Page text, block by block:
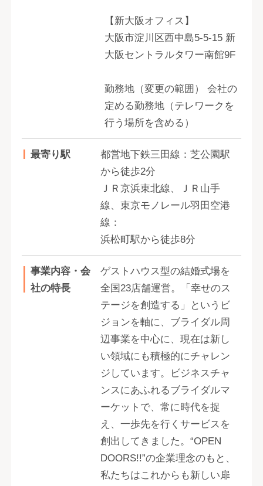
【新大阪オフィス】
大阪市淀川区西中島5-5-15 新
大阪セントラルタワー南館9F
勤務地（変更の範囲） 会社の
定める勤務地（テレワークを
行う場所を含める）
最寄り駅
都営地下鉄三田線：芝公園駅
から徒歩2分
ＪＲ京浜東北線、ＪＲ山手
線、東京モノレール羽田空港
線：
浜松町駅から徒歩8分
事業内容・会
社の特長
ゲストハウス型の結婚式場を
全国23店舗運営。「幸せのス
テージを創造する」というビ
ジョンを軸に、ブライダル周
辺事業を中心に、現在は新し
い領域にも積極的にチャレン
ジしています。ビジネスチャ
ンスにあふれるブライダルマ
ーケットで、常に時代を捉
え、一歩先を行くサービスを
創出してきました。“OPEN
DOORS!!”の企業理念のもと、
私たちはこれからも新しい扉